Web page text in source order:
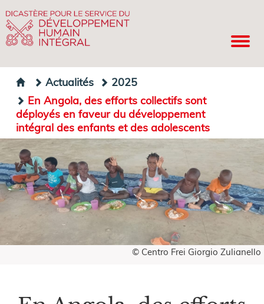
Actualités
2025
En Angola, des efforts collectifs sont
déployés en faveur du développement
intégral des enfants et des adolescents
© Centro Frei Giorgio Zulianello